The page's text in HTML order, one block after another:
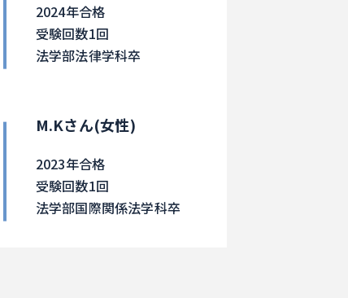
2024年合格
受験回数1回
法学部法律学科卒
M.Kさん(女性)
2023年合格
受験回数1回
法学部国際関係法学科卒